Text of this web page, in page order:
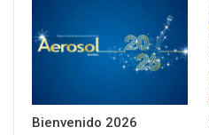
Bienvenido 2026